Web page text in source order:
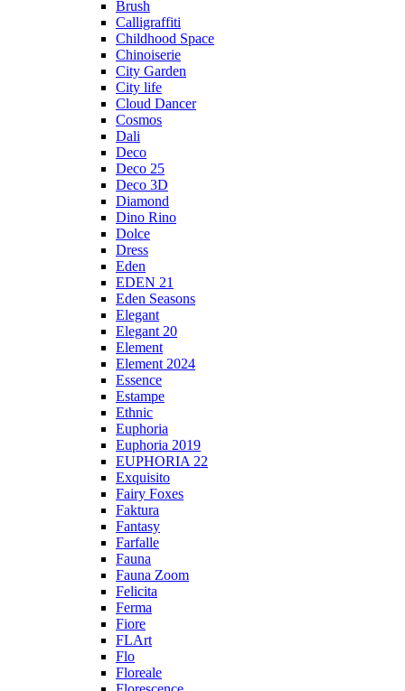
Brush
Calligraffiti
Childhood Space
Chinoiserie
City Garden
City life
Cloud Dancer
Cosmos
Dali
Deco
Deco 25
Deco 3D
Diamond
Dino Rino
Dolce
Dress
Eden
EDEN 21
Eden Seasons
Elegant
Elegant 20
Element
Element 2024
Essence
Estampe
Ethnic
Euphoria
Euphoria 2019
EUPHORIA 22
Exquisito
Fairy Foxes
Faktura
Fantasy
Farfalle
Fauna
Fauna Zoom
Felicita
Ferma
Fiore
FLArt
Flo
Floreale